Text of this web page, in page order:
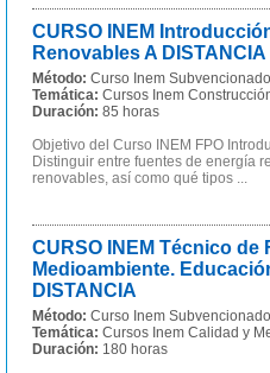
CURSO INEM
Renovables A DISTANCIA
Método: Curso Inem
Temática: Cursos Inem
Duración: 85 horas
Objetivo del Curso INEM FPO
Distinguir entre fuentes de energía
renovables, así como qué tipos ...
CURSO INEM Técnico de
Medioambiente.
DISTANCIA
Método: Curso Inem
Temática: Cursos Inem Calidad y
Duración: 180 horas